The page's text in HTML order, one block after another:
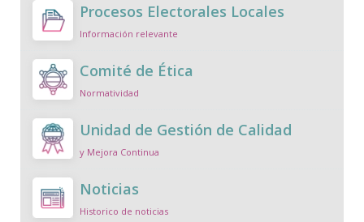
Procesos Electorales Locales
Información relevante
Comité de Ética
Normatividad
Unidad de Gestión de Calidad
y Mejora Continua
Noticias
Historico de noticias